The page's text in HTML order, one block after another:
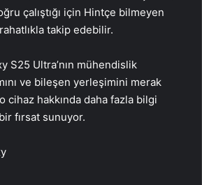
çalıştığı için Hintçe bilmeyen
takip edebilir.
S25 Ultra’nın mühendislik
ve bileşen yerleşimini merak
cihaz hakkında daha fazla bilgi
fırsat sunuyor.